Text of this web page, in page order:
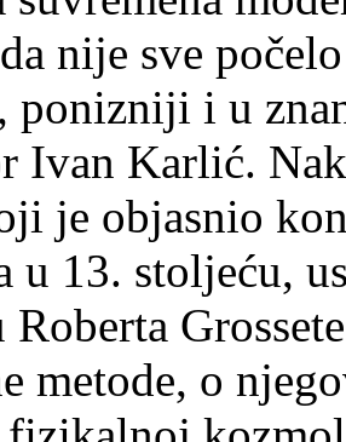
nije sve
i u
Ivan Karlić.
je objasnio
u 13. stoljeću,
metode, o